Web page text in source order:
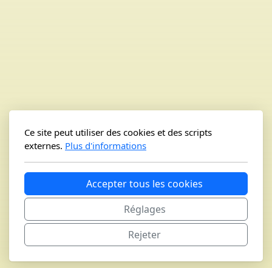
Ce site peut utiliser des cookies et des scripts
externes. Plus d'informations
Accepter tous les cookies
Réglages
Rejeter